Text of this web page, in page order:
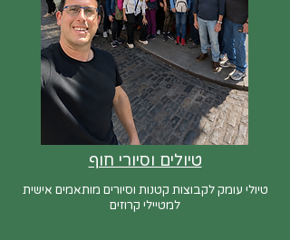
טיולים וסיורי חוף
טיולי עומק לקבוצות קטנות וסיורים מותאמים אישית
למטיילי קרוזים